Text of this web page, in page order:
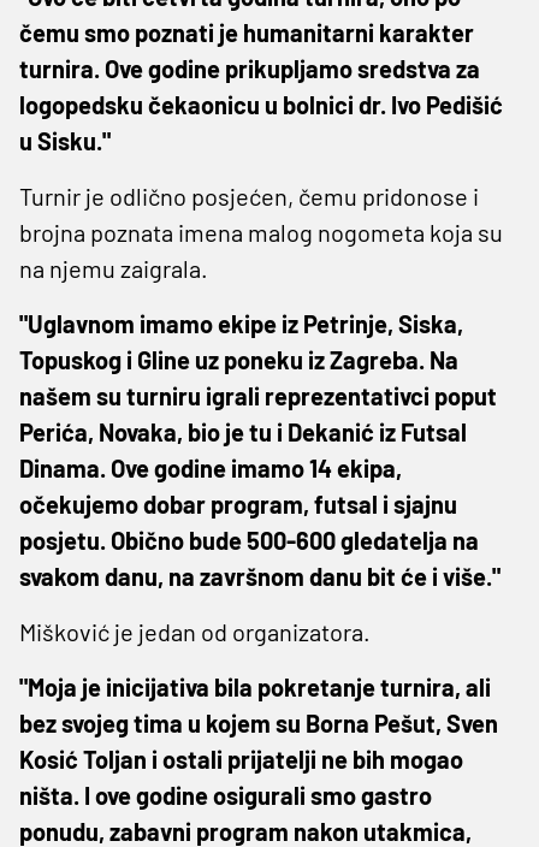
čemu smo poznati je humanitarni karakter
turnira. Ove godine prikupljamo sredstva za
logopedsku čekaonicu u bolnici dr. Ivo Pedišić
u Sisku."
Turnir je odlično posjećen, čemu pridonose i
brojna poznata imena malog nogometa koja su
na njemu zaigrala.
"Uglavnom imamo ekipe iz Petrinje, Siska,
Topuskog i Gline uz poneku iz Zagreba. Na
našem su turniru igrali reprezentativci poput
Perića, Novaka, bio je tu i Dekanić iz Futsal
Dinama. Ove godine imamo 14 ekipa,
očekujemo dobar program, futsal i sjajnu
posjetu. Obično bude 500-600 gledatelja na
svakom danu, na završnom danu bit će i više."
Mišković je jedan od organizatora.
"Moja je inicijativa bila pokretanje turnira, ali
bez svojeg tima u kojem su Borna Pešut, Sven
Kosić Toljan i ostali prijatelji ne bih mogao
ništa. I ove godine osigurali smo gastro
ponudu, zabavni program nakon utakmica,